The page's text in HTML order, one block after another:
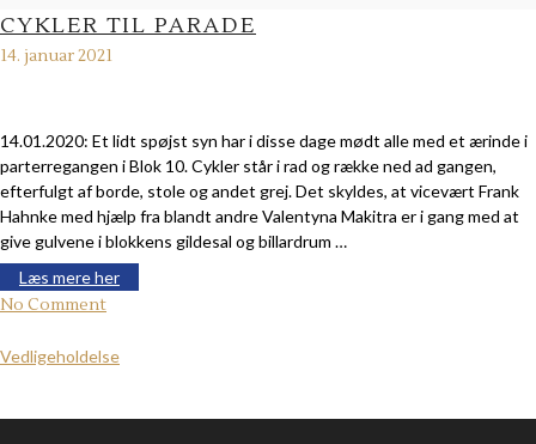
CYKLER TIL PARADE
14. januar 2021
14.01.2020: Et lidt spøjst syn har i disse dage mødt alle med et ærinde i
parterregangen i Blok 10. Cykler står i rad og række ned ad gangen,
efterfulgt af borde, stole og andet grej. Det skyldes, at vicevært Frank
Hahnke med hjælp fra blandt andre Valentyna Makitra er i gang med at
give gulvene i blokkens gildesal og billardrum …
Læs mere her
No Comment
Vedligeholdelse